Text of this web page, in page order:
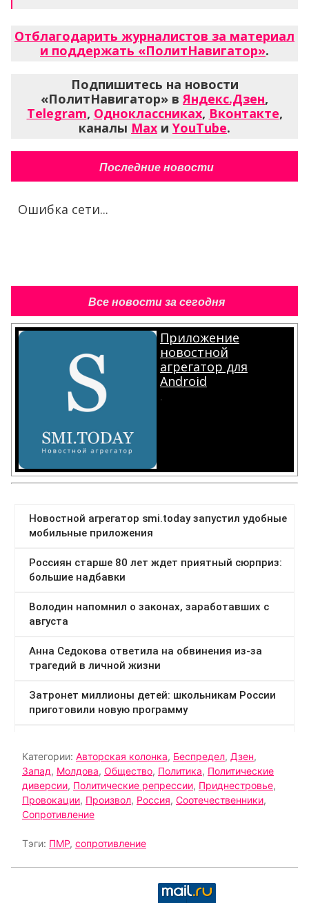
Отблагодарить журналистов за материал
и поддержать «ПолитНавигатор».
Подпишитесь на новости
«ПолитНавигатор» вЯндекс.Дзен,
Telegram, Одноклассниках, Вконтакте,
каналы Max и YouTube.
Последние новости
Ошибка сети...
Все новости за сегодня
Приложение
новостной
агрегатор для
Android
.
Категории: Авторская колонка, Беспредел, Дзен,
Запад, Молдова, Общество, Политика, Политические
диверсии, Политические репрессии, Приднестровье,
Провокации, Произвол, Россия, Соотечественники,
Сопротивление
Тэги: ПМР, сопротивление